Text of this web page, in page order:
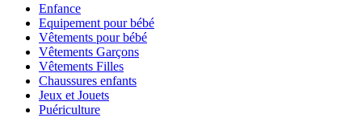
Enfance
Equipement pour bébé
Vêtements pour bébé
Vêtements Garçons
Vêtements Filles
Chaussures enfants
Jeux et Jouets
Puériculture